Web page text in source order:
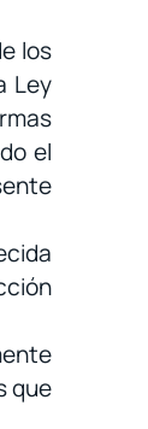
los
Ley
el
que